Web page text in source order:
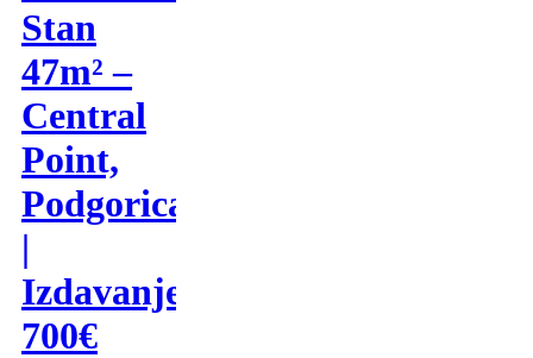
Stan
47m² –
Central
Point,
Podgorica
|
Izdavanje
700€